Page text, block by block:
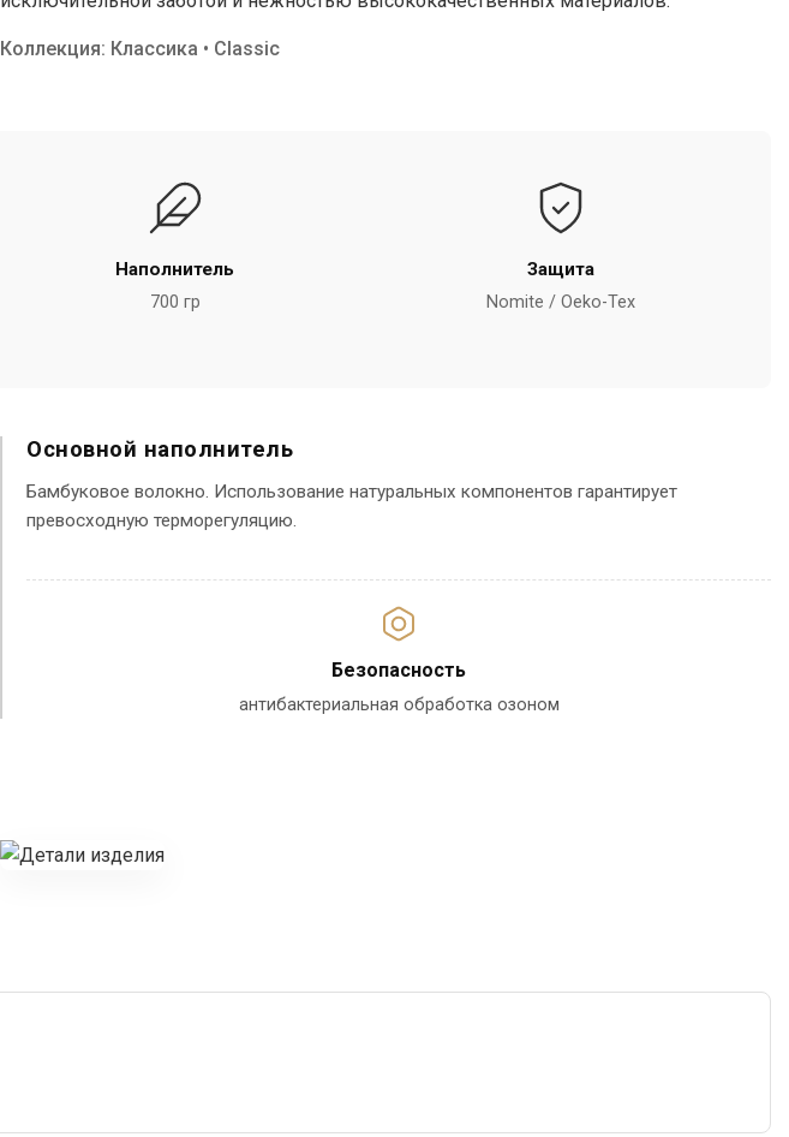
Коллекция: Классика • Classic
Наполнитель
700 гр
Защита
Nomite / Oeko-Tex
Основной наполнитель
Бамбуковое волокно. Использование натуральных компонентов гарантирует
превосходную терморегуляцию.
Безопасность
антибактериальная обработка озоном